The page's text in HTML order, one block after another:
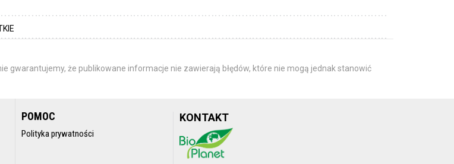
gwarantujemy, że publikowane informacje nie zawierają błędów, które nie mogą jednak stanowić
POMOC
Polityka prywatności
KONTAKT